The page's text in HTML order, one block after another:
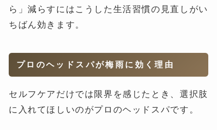
ら」減らすにはこうした生活習慣の見直しがい
ちばん効きます。
プロのヘッドスパが梅雨に効く理由
セルフケアだけでは限界を感じたとき、選択肢
に入れてほしいのがプロのヘッドスパです。